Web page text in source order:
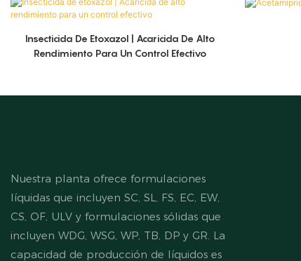
Insecticida De Etoxazol | Acaricida De Alto
Rendimiento Para Un Control Efectivo
Nuestra planta ofrece formulaciones
líquidas que incluyen SC, SL, FS, EC, EW,
CS, OF, ULV y formulaciones sólidas que
incluyen WDG, WSG, WP, TB, DP y GR. La
capacidad de producción de líquidos es